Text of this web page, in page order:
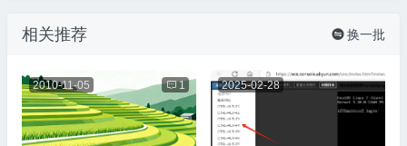
相关推荐  换一批
2010-11-05  1 2025-02-28